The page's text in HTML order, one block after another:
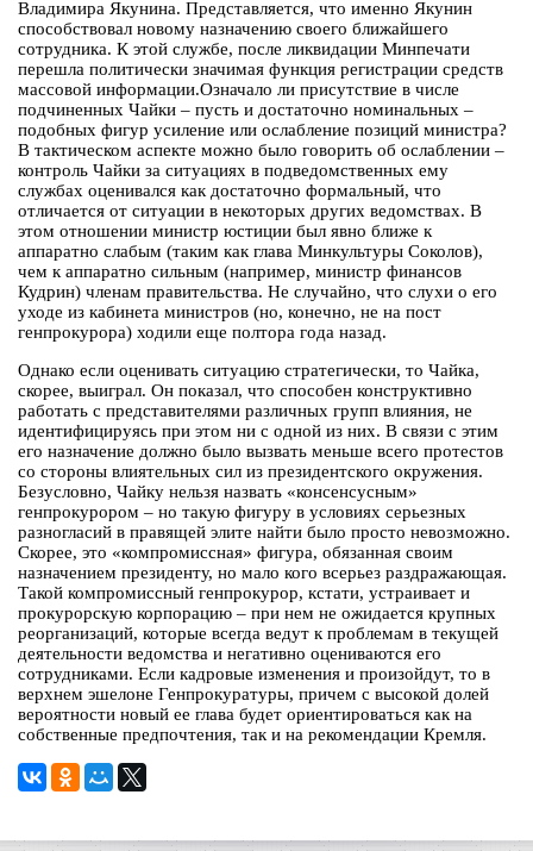
Владимира Якунина. Представляется, что именно Якунин
способствовал новому назначению своего ближайшего
сотрудника. К этой службе, после ликвидации Минпечати
перешла политически значимая функция регистрации средств
массовой информации.Означало ли присутствие в числе
подчиненных Чайки – пусть и достаточно номинальных –
подобных фигур усиление или ослабление позиций министра?
В тактическом аспекте можно было говорить об ослаблении –
контроль Чайки за ситуациях в подведомственных ему
службах оценивался как достаточно формальный, что
отличается от ситуации в некоторых других ведомствах. В
этом отношении министр юстиции был явно ближе к
аппаратно слабым (таким как глава Минкультуры Соколов),
чем к аппаратно сильным (например, министр финансов
Кудрин) членам правительства. Не случайно, что слухи о его
уходе из кабинета министров (но, конечно, не на пост
генпрокурора) ходили еще полтора года назад.
Однако если оценивать ситуацию стратегически, то Чайка,
скорее, выиграл. Он показал, что способен конструктивно
работать с представителями различных групп влияния, не
идентифицируясь при этом ни с одной из них. В связи с этим
его назначение должно было вызвать меньше всего протестов
со стороны влиятельных сил из президентского окружения.
Безусловно, Чайку нельзя назвать «консенсусным»
генпрокурором – но такую фигуру в условиях серьезных
разногласий в правящей элите найти было просто невозможно.
Скорее, это «компромиссная» фигура, обязанная своим
назначением президенту, но мало кого всерьез раздражающая.
Такой компромиссный генпрокурор, кстати, устраивает и
прокурорскую корпорацию – при нем не ожидается крупных
реорганизаций, которые всегда ведут к проблемам в текущей
деятельности ведомства и негативно оцениваются его
сотрудниками. Если кадровые изменения и произойдут, то в
верхнем эшелоне Генпрокуратуры, причем с высокой долей
вероятности новый ее глава будет ориентироваться как на
собственные предпочтения, так и на рекомендации Кремля.